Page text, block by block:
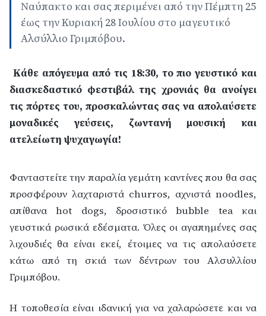
Ναύπακτο και σας περιμένει από την Πέμπτη 25
έως την Κυριακή 28 Ιουλίου στο μαγευτικό
Αλσύλλιο Γριμπόβου.
Κάθε απόγευμα από τις 18:30, το πιο γευστικό και
διασκεδαστικό φεστιβάλ της χρονιάς θα ανοίγει
τις πόρτες του, προσκαλώντας σας να απολαύσετε
μοναδικές γεύσεις, ζωντανή μουσική και
ατελείωτη ψυχαγωγία!
Φανταστείτε την παραλία γεμάτη καντίνες που θα σας
προσφέρουν λαχταριστά churros, αχνιστά noodles,
απίθανα hot dogs, δροσιστικό bubble tea και
γευστικά ρωσικά εδέσματα. Όλες οι αγαπημένες σας
λιχουδιές θα είναι εκεί, έτοιμες να τις απολαύσετε
κάτω από τη σκιά των δέντρων του Αλσυλλίου
Γριμπόβου.
Η τοποθεσία είναι ιδανική για να χαλαρώσετε και να